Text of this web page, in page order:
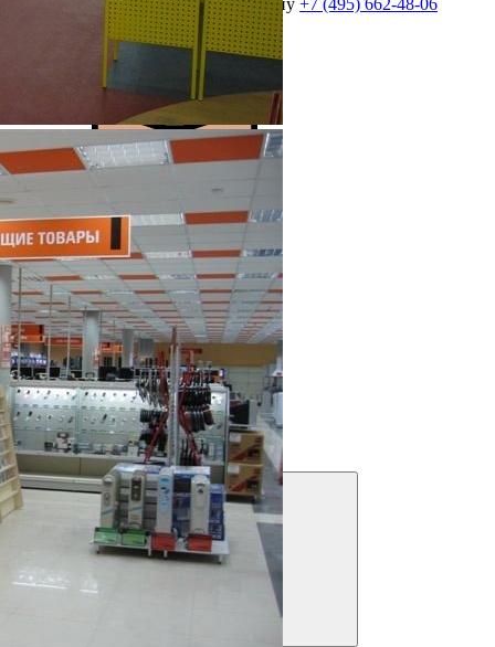
Выполнено более 2000 проектов!
Посмотреть портфолио
Решения для бизнеса
Посмотреть предложения
Фильтры